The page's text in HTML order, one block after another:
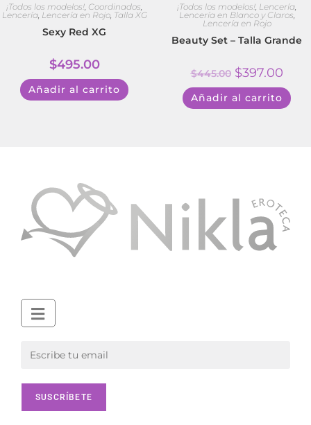
¡Todos los modelos! Coordinados
Lencería, Lencería en Rojo, Talla XG
Sexy Red XG
$495.00
Añadir al carrito
¡Todos los modelos! Lencería
Lencería en Blanco y Claros
Lencería en Rojo
Beauty Set – Talla Grande
$445.00 $397.00
Añadir al carrito